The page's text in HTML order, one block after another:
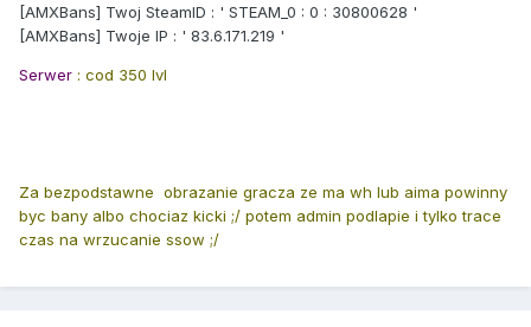
[AMXBans] Twoj SteamID : ' STEAM_0 : 0 : 30800628 '
[AMXBans] Twoje IP : ' 83.6.171.219 '
Serwer : cod 350 lvl
Za bezpodstawne obrazanie gracza ze ma wh lub aima powinny
byc bany albo chociaz kicki ;/ potem admin podlapie i tylko trace
czas na wrzucanie ssow ;/